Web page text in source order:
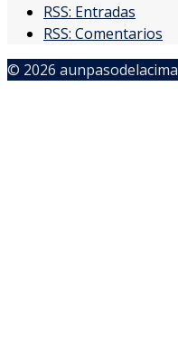
RSS: Entradas
RSS: Comentarios
© 2026 aunpasodelacima